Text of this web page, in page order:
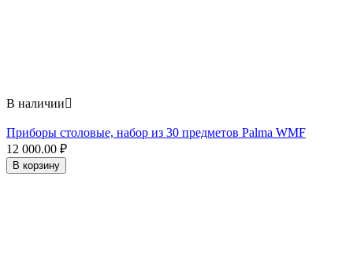
В наличии
Приборы столовые, набор из 30 предметов Palma WMF
12 000.00 ₽
В корзину